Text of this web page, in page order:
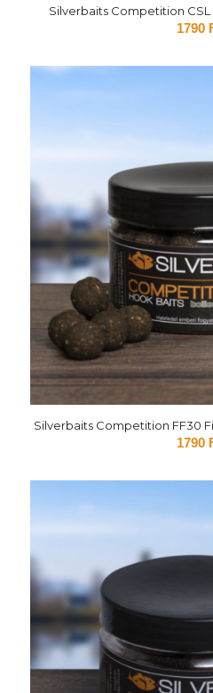
Silverbaits Competition CSL
1790
Silverbaits Competition FF30
1790